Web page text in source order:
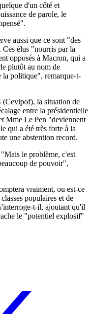
d'un côté et
de parole, le
aussi que ce sont "des
élus "nourris par la
opposés à Macron, qui a
plutôt au nom de
la politique", remarque-t-
(Cevipof), la situation de
entre la présidentielle
Mme Le Pen "deviennent
qui a été très forte à la
une abstention record.
le problème, c'est
de pouvoir",
vraiment, ou est-ce
populaires et de
t-il, ajoutant qu'il
le "potentiel explosif"